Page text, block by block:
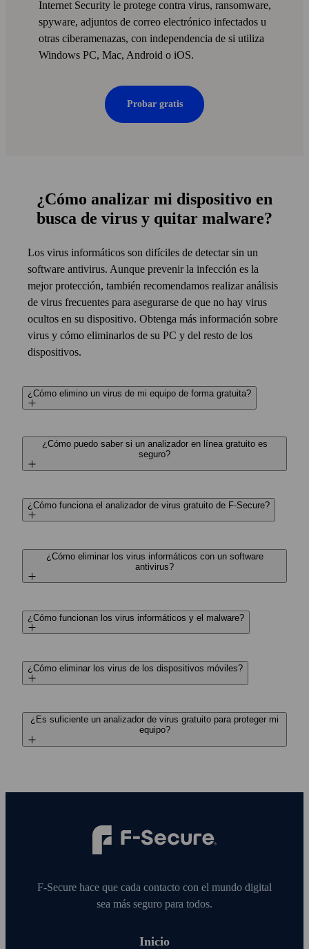
Internet Security le protege contra virus, ransom­ware,
spyware, adjuntos de correo electrónico infectados u
otras ciber­amenazas, con independencia de si utiliza
Windows PC, Mac, Android o iOS.
Probar gratis
¿Cómo analizar mi dispositivo en
busca de virus y quitar malware?
Los virus informáticos son difíciles de detectar sin un
software antivirus. Aunque prevenir la infección es la
mejor protección, también recomendamos realizar análisis
de virus frecuentes para asegurarse de que no hay virus
ocultos en su dispositivo. Obtenga más información sobre
virus y cómo eliminarlos de su PC y del resto de los
dispositivos.
¿Cómo elimino un virus de mi equipo de forma gratuita?
¿Cómo puedo saber si un analizador en línea gratuito es
seguro?
¿Cómo funciona el analizador de virus gratuito de F‑Secure?
¿Cómo eliminar los virus informáticos con un software
antivirus?
¿Cómo funcionan los virus informáticos y el malware?
¿Cómo eliminar los virus de los dispositivos móviles?
¿Es suficiente un analizador de virus gratuito para proteger mi
equipo?
F‑Secure hace que cada contacto con el mundo digital
sea más seguro para todos.
Inicio